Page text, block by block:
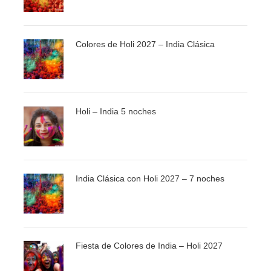
Colores de Holi 2027 – India Clásica
Holi – India 5 noches
India Clásica con Holi 2027 – 7 noches
Fiesta de Colores de India – Holi 2027
incluye, Templo Jainista, Fuerte y Haveli. Cena y
alojamiento
DÍA 09 – JAISALMER - JODHPUR
Desayuno. Sobre las 07:30, salida hacia Jodhpur, la
ciudad azul. Por la tarde, visitaremos Jaswant Thada y el
fuerte Mehrangarh. Bajaremos andando del fuerte hasta
torre de reloj y conoceremos el mercadillo de este pueblo.
Cena y alojamiento.
DÍA 10 –JODHPUR - UDAIPUR
Desayuno. Temprano por la mañana, salida hacia
Ranakpur donde visitaremos los templos jainistas.